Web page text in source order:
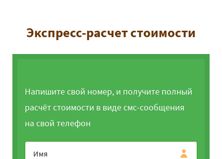
Экспресс-расчет стоимости
Напишите свой номер, и получите полный
расчёт стоимости в виде смс-сообщения
на свой телефон